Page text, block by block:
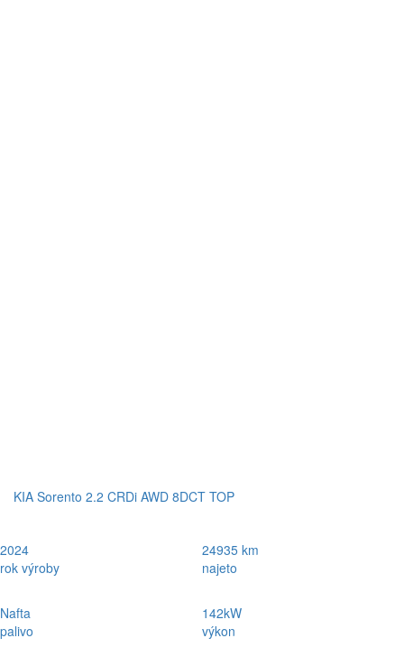
KIA Sorento 2.2 CRDi AWD 8DCT TOP
2024
rok výroby
Nafta
palivo
24935 km
najeto
142kW
výkon